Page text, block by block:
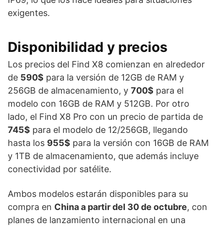
exigentes.
Disponibilidad y precios
Los precios del Find X8 comienzan en alrededor
de 590$ para la versión de 12GB de RAM y
256GB de almacenamiento, y 700$ para el
modelo con 16GB de RAM y 512GB. Por otro
lado, el Find X8 Pro con un precio de partida de
745$ para el modelo de 12/256GB, llegando
hasta los 955$ para la versión con 16GB de RAM
y 1TB de almacenamiento, que además incluye
conectividad por satélite.
Ambos modelos estarán disponibles para su
compra en China a partir del 30 de octubre, con
planes de lanzamiento internacional en una